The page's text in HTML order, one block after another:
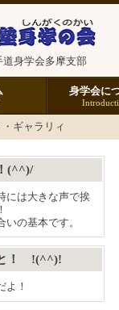
学会多摩支部
身学会に
・ギャラリィ
(^^)/
には大きな声で挨
いの基本です。
！ !(^^)!
よ！